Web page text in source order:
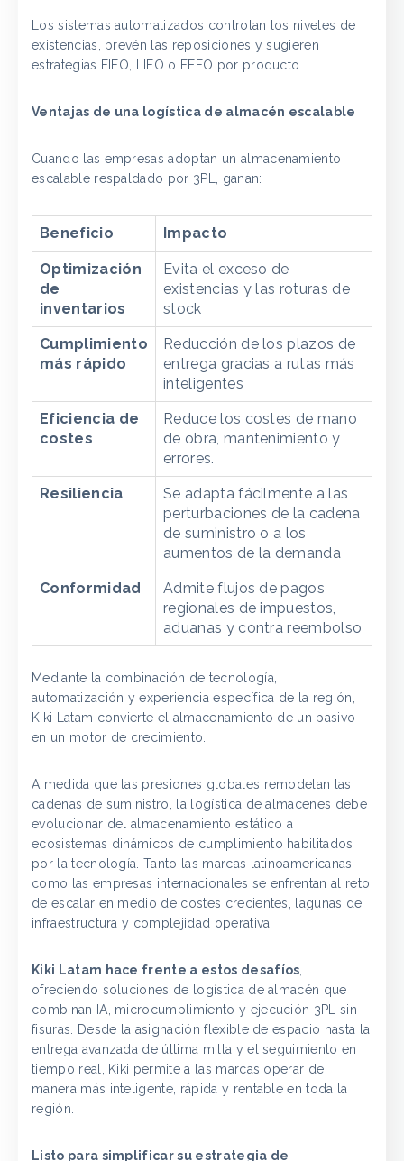
Los sistemas automatizados controlan los niveles de
existencias, prevén las reposiciones y sugieren
estrategias FIFO, LIFO o FEFO por producto.
Ventajas de una logística de almacén escalable
Cuando las empresas adoptan un almacenamiento
escalable respaldado por 3PL, ganan:
Beneficio Impacto
Optimización
de
inventarios
Evita el exceso de
existencias y las roturas de
stock
Cumplimiento
más rápido
Reducción de los plazos de
entrega gracias a rutas más
inteligentes
Eficiencia de
costes
Reduce los costes de mano
de obra, mantenimiento y
errores.
Resiliencia
Se adapta fácilmente a las
perturbaciones de la cadena
de suministro o a los
aumentos de la demanda
Conformidad
Admite flujos de pagos
regionales de impuestos,
aduanas y contra reembolso
Mediante la combinación de tecnología,
automatización y experiencia específica de la región,
Kiki Latam convierte el almacenamiento de un pasivo
en un motor de crecimiento.
A medida que las presiones globales remodelan las
cadenas de suministro, la logística de almacenes debe
evolucionar del almacenamiento estático a
ecosistemas dinámicos de cumplimiento habilitados
por la tecnología. Tanto las marcas latinoamericanas
como las empresas internacionales se enfrentan al reto
de escalar en medio de costes crecientes, lagunas de
infraestructura y complejidad operativa.
Kiki Latam hace frente a estos desafíos,
ofreciendo soluciones de logística de almacén que
combinan IA, microcumplimiento y ejecución 3PL sin
fisuras. Desde la asignación flexible de espacio hasta la
entrega avanzada de última milla y el seguimiento en
tiempo real, Kiki permite a las marcas operar de
manera más inteligente, rápida y rentable en toda la
región.
Listo para simplificar su estrategia de